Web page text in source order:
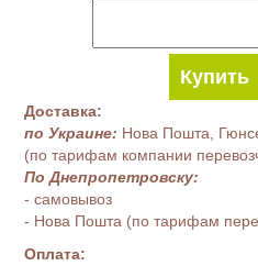
Купить
Доставка:
по Украине: Нова Пошта,
(по тарифам компании
По Днепропетровску:
- самовывоз
- Нова Пошта (по тарифам
Оплата: